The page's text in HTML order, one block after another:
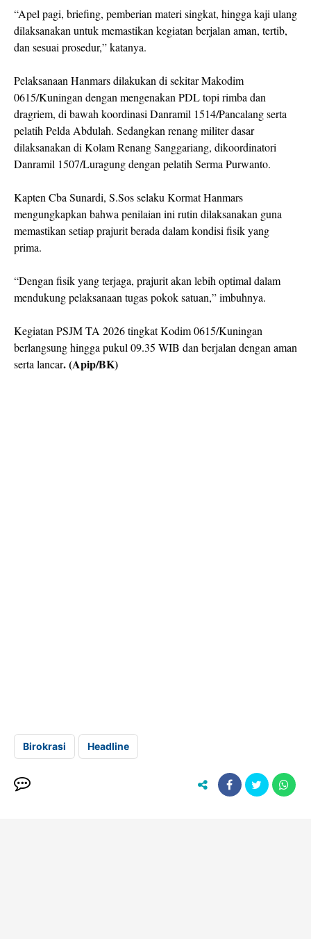
“Apel pagi, briefing, pemberian materi singkat, hingga kaji ulang
dilaksanakan untuk memastikan kegiatan berjalan aman, tertib,
dan sesuai prosedur,” katanya.
Pelaksanaan Hanmars dilakukan di sekitar Makodim
0615/Kuningan dengan mengenakan PDL topi rimba dan
dragriem, di bawah koordinasi Danramil 1514/Pancalang serta
pelatih Pelda Abdulah. Sedangkan renang militer dasar
dilaksanakan di Kolam Renang Sanggariang, dikoordinatori
Danramil 1507/Luragung dengan pelatih Serma Purwanto.
Kapten Cba Sunardi, S.Sos selaku Kormat Hanmars
mengungkapkan bahwa penilaian ini rutin dilaksanakan guna
memastikan setiap prajurit berada dalam kondisi fisik yang
prima.
“Dengan fisik yang terjaga, prajurit akan lebih optimal dalam
mendukung pelaksanaan tugas pokok satuan,” imbuhnya.
Kegiatan PSJM TA 2026 tingkat Kodim 0615/Kuningan
berlangsung hingga pukul 09.35 WIB dan berjalan dengan aman
serta lancar. (Apip/BK)
Birokrasi Headline